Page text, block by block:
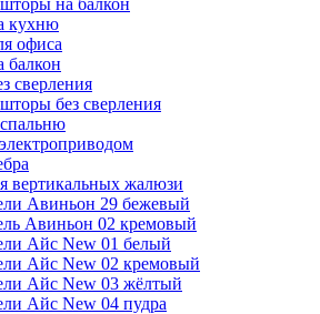
на балкон
кухню
офиса
сверления
без сверления
вертикальных жалюзи
Авиньон 29 бежевый
Авиньон 02 кремовый
Айс New 01 белый
Айс New 02 кремовый
Айс New 03 жёлтый
Айс New 04 пудра